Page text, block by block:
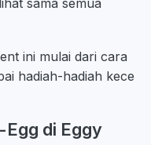
sama semua
ini mulai dari cara
hadiah-hadiah kece
di Eggy